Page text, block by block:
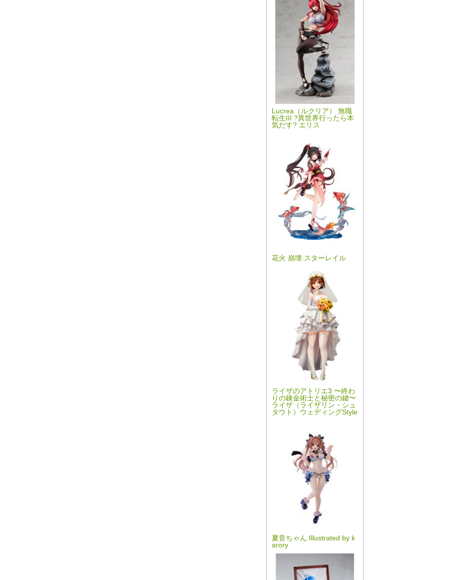
Lucrea（ルクリア） 無職
転生III ?異世界行ったら本
気だす? エリス
花火 崩壊:スターレイル
ライザのアトリエ3 〜終わ
りの錬金術士と秘密の鍵〜
ライザ（ライザリン・シュ
タウト）ウェディングStyle
夏音ちゃん Illustrated by k
arory